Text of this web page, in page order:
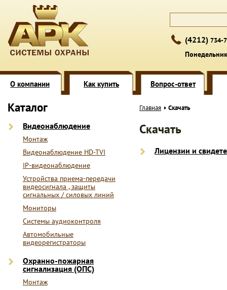
(4212) 734-
О компании Как купить Вопрос-ответ
Каталог
Видеонаблюдение
Монтаж
Видеонаблюдение HD-TVI
IP-видеонаблюдение
Устройства приема-передачи
видеосигнала , защиты
сигнальных / силовых линий
Мониторы
Системы аудиоконтроля
Автомобильные
видеорегистраторы
Охранно-пожарная
сигнализация (ОПС)
Монтаж
Главная Скачать
Скачать
Лицензии и